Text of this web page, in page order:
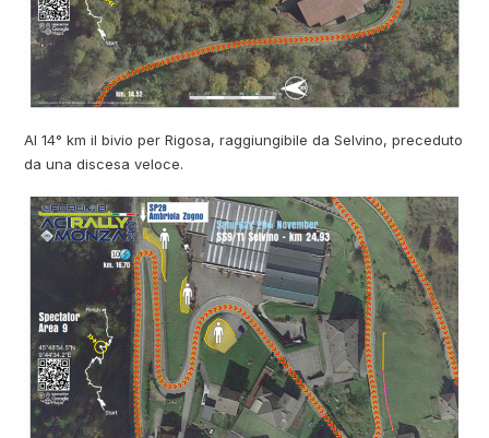
Al 14° km il bivio per Rigosa, raggiungibile da Selvino, preceduto
da una discesa veloce.